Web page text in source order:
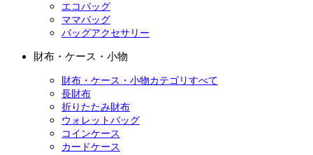
エコバッグ
ママバッグ
バッグアクセサリー
財布・ケース・小物
財布・ケース・小物カテゴリすべて
長財布
折りたたみ財布
ウォレットバッグ
コインケース
カードケース